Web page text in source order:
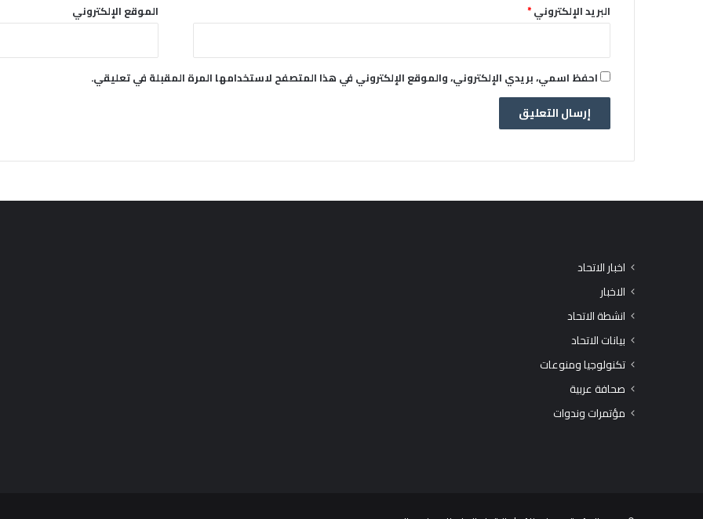
البريد الإلكتروني* الموقع الإلكتروني
احفظ اسمي، بريدي الإلكتروني، والموقع الإلكتروني في هذا المتصفح لاستخدامها المرة المقبلة في تعليقي.
اخبار الاتحاد
الاخبار
انشطة الاتحاد
بيانات الاتحاد
تكنولوجيا ومنوعات
صحافة عربية
مؤتمرات وندوات